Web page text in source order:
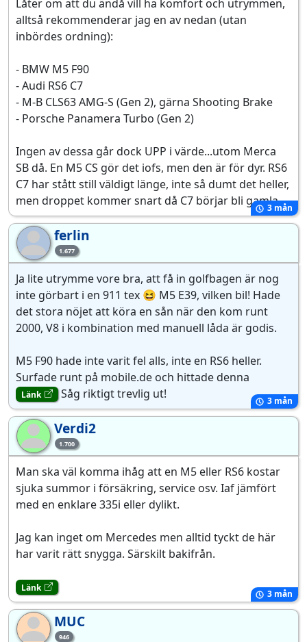
Låter om att du ändå vill ha komfort och utrymmen,
alltså rekommenderar jag en av nedan (utan
inbördes ordning):
- BMW M5 F90
- Audi RS6 C7
- M-B CLS63 AMG-S (Gen 2), gärna Shooting Brake
- Porsche Panamera Turbo (Gen 2)
Ingen av dessa går dock UPP i värde...utom Merca
SB då. En M5 CS gör det iofs, men den är för dyr. RS6
C7 har stått still väldigt länge, inte så dumt det heller,
men droppet kommer snart då C7 börjar bli gamla.3 mån
fe 1.677
ferlin
Ja lite utrymme vore bra, att få in golfbagen är nog
inte görbart i en 911 tex 😆 M5 E39, vilken bil! Hade
det stora nöjet att köra en sån när den kom runt
2000, V8 i kombination med manuell låda är godis.
M5 F90 hade inte varit fel alls, inte en RS6 heller.
Surfade runt på mobile.de och hittade denna
Länk Såg riktigt trevlig ut! 3 mån
Ve 1.700
Verdi2
Man ska väl komma ihåg att en M5 eller RS6 kostar
sjuka summor i försäkring, service osv. Iaf jämfört
med en enklare 335i eller dylikt.
Jag kan inget om Mercedes men alltid tyckt de här
har varit rätt snygga. Särskilt bakifrån.
Länk
3 mån
MU 946
MUC